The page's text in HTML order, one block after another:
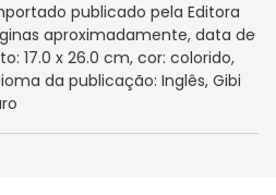
publicado pela Editora
aproximadamente, data de
17.0 x 26.0 cm, cor: colorido,
da publicação: Inglês, Gibi